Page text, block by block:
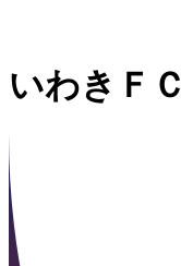
いわきＦＣ